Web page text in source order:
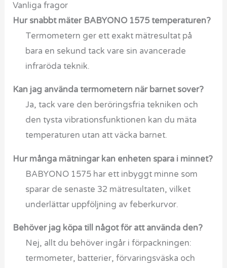
Vanliga fragor
Hur snabbt mäter BABYONO 1575 temperaturen?
Termometern ger ett exakt mätresultat på
bara en sekund tack vare sin avancerade
infraröda teknik.
Kan jag använda termometern när barnet sover?
Ja, tack vare den beröringsfria tekniken och
den tysta vibrationsfunktionen kan du mäta
temperaturen utan att väcka barnet.
Hur många mätningar kan enheten spara i minnet?
BABYONO 1575 har ett inbyggt minne som
sparar de senaste 32 mätresultaten, vilket
underlättar uppföljning av feberkurvor.
Behöver jag köpa till något för att använda den?
Nej, allt du behöver ingår i förpackningen:
termometer, batterier, förvaringsväska och